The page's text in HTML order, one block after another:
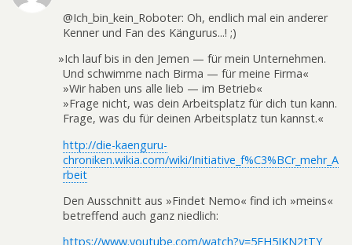
@Ich_bin_kein_Roboter: Oh, endlich mal ein anderer
Kenner und Fan des Kängurus...! ;)
»Ich lauf bis in den Jemen — für mein Unternehmen.
Und schwimme nach Birma — für meine Firma«
»Wir haben uns alle lieb — im Betrieb«
»Frage nicht, was dein Arbeitsplatz für dich tun kann.
Frage, was du für deinen Arbeitsplatz tun kannst.«
http://die-kaenguru-
chroniken.wikia.com/wiki/Initiative_f%C3%BCr_mehr_A
rbeit
Den Ausschnitt aus »Findet Nemo« find ich »meins«
betreffend auch ganz niedlich:
https://www.youtube.com/watch?v=5EH5JKN2tTY